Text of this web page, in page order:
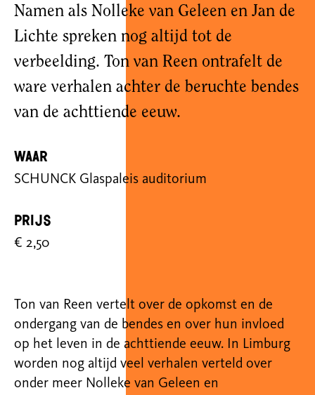
Namen als Nolleke van Geleen en Jan de
Lichte spreken nog altijd tot de
verbeelding. Ton van Reen ontrafelt de
ware verhalen achter de beruchte bendes
van de achttiende eeuw.
Waar
SCHUNCK Glaspaleis auditorium
Prijs
€ 2,50
Ton van Reen vertelt over de opkomst en de
ondergang van de bendes en over hun invloed
op het leven in de achttiende eeuw. In Limburg
worden nog altijd veel verhalen verteld over
onder meer Nolleke van Geleen en